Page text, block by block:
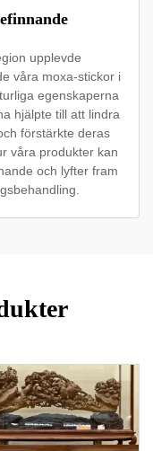
upplevde
våra moxa-stickor i
egenskaperna
hjälpte till att lindra
förstärkte deras
våra produkter kan
och lyfter fram